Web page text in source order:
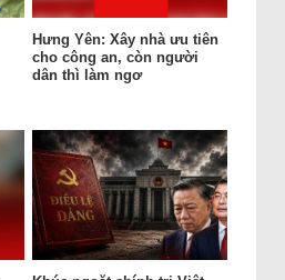
Hưng Yên: Xây nhà ưu tiên
cho công an, còn người
dân thì làm ngơ